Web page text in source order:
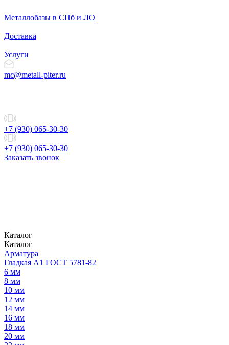
Металлобазы в СПб и ЛО
Доставка
Услуги
mc@metall-piter.ru
+7 (930) 065-30-30
+7 (930) 065-30-30
Заказать звонок
Каталог
Каталог
Арматура
Гладкая А1 ГОСТ 5781-82
6 мм
8 мм
10 мм
12 мм
14 мм
16 мм
18 мм
20 мм